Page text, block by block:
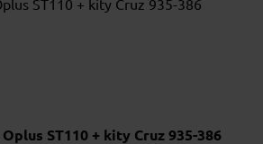
ST110 + kity Cruz 935-386